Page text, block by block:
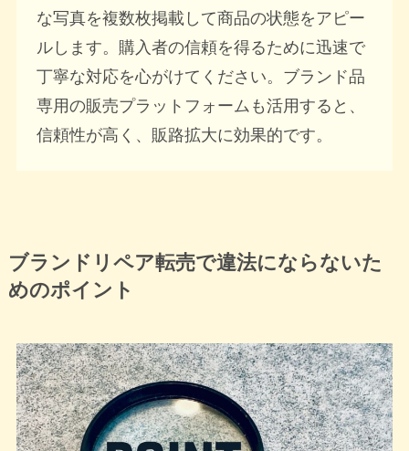
な写真を複数枚掲載して商品の状態をアピー
ルします。購入者の信頼を得るために迅速で
丁寧な対応を心がけてください。ブランド品
専用の販売プラットフォームも活用すると、
信頼性が高く、販路拡大に効果的です。
ブランドリペア転売で違法にならないた
めのポイント